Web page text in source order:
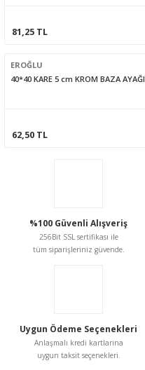
81,25 TL
EROĞLU
40*40 KARE 5 cm KROM BAZA AYAĞI
62,50 TL
%100 Güvenli Alışveriş
256Bit SSL sertifikası ile
tüm siparişleriniz güvende.
Uygun Ödeme Seçenekleri
Anlaşmalı kredi kartlarına
uygun taksit seçenekleri.